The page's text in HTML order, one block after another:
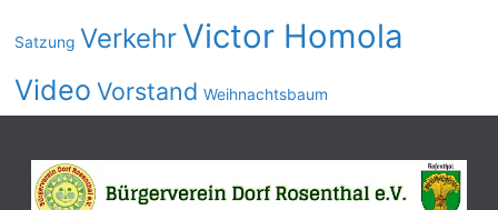
Satzung Verkehr Victor Homola
Video Vorstand Weihnachtsbaum